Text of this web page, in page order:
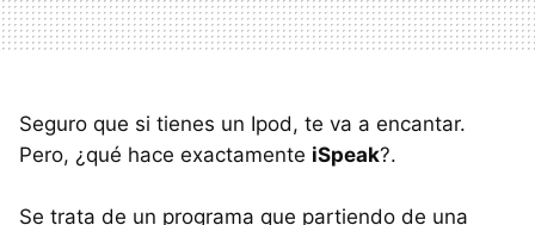
Seguro que si tienes un Ipod, te va a encantar.
Pero, ¿qué hace exactamente iSpeak?.
Se trata de un programa que partiendo de una